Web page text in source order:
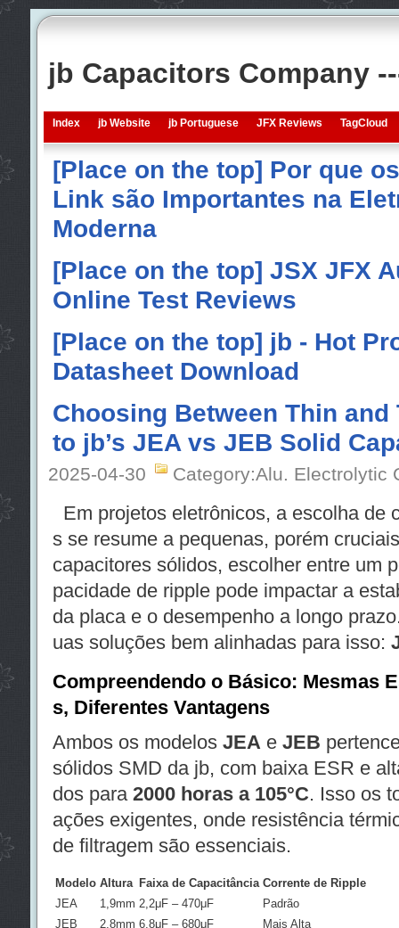
jb Capacitors Company
Index jb Website jb Portuguese JFX Reviews TagCloud
[Place on the top] Por que
Link são Importantes na
Moderna
[Place on the top] JSX JFX
Online Test Reviews
[Place on the top] jb - Hot
Datasheet Download
Choosing Between Thin and
to jb’s JEA vs JEB Solid
2025-04-30 Category:Alu. Electrolytic
Em projetos eletrônicos, a escolha de
s se resume a pequenas, porém
capacitores sólidos, escolher entre um
pacidade de ripple pode impactar a
da placa e o desempenho a longo
uas soluções bem alinhadas para isso:
Compreendendo o Básico: Mesmas
s, Diferentes Vantagens
Ambos os modelos JEAe JEB
sólidos SMD da jb, com baixa ESR e
dos para 2000 horas a 105°C. Isso os
ações exigentes, onde resistência
de filtragem são essenciais.
Modelo Altura Faixa de Capacitância Corrente de Ripple
JEA
1,9mm 2,2μF – 470μF
Padrão
JEB
2,8mm 6,8μF – 680μF Mais Alta